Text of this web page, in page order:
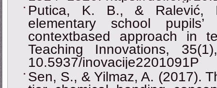
Putica, K. B., & Ralević,
elementary school
contextbased approach in
Teaching Innovations,
10.5937/inovacije2201091P
Sen, S., & Yilmaz, A. (2017).